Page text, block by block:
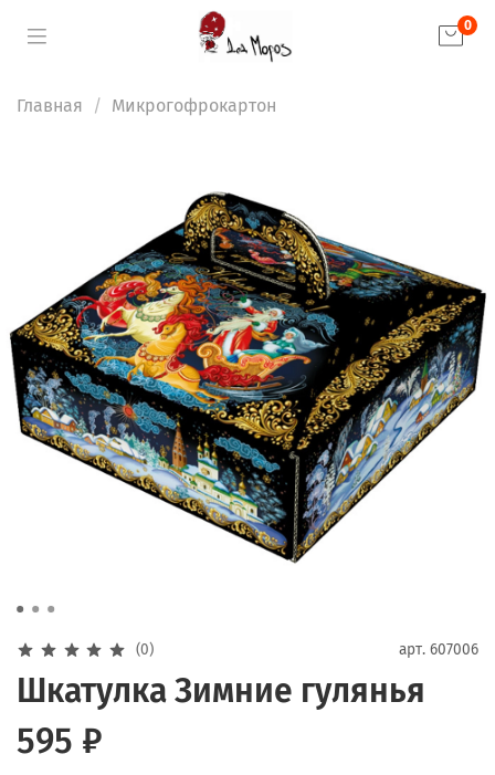
0
Главная Микрогофрокартон
(0) арт. 607006
Шкатулка Зимние гулянья
595 ₽